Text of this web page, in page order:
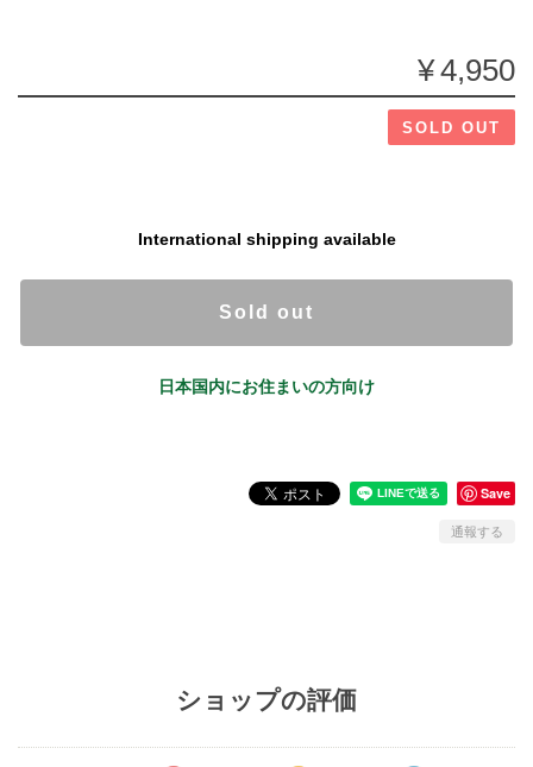
¥4,950
SOLD OUT
International shipping available
Sold out
日本国内にお住まいの方向け
Save
通報する
ショップの評価